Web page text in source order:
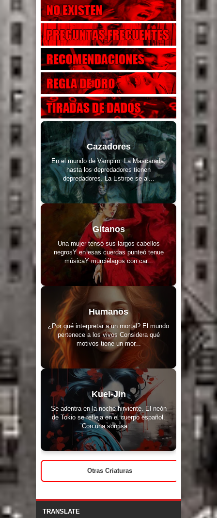
Cazadores
En el mundo de Vampiro: La Mascarada,
hasta los depredadores tienen
depredadores. La Estirpe se al...
Gitanos
Una mujer tensó sus largos cabellos
negrosY en esas cuerdas punteó tenue
músicaY murciélagos con car...
Humanos
¿Por qué interpretar a un mortal? El mundo
pertenece a los vivos Considera qué
motivos tiene un mor...
Kuei-Jin
Se adentra en la noche hirviente. El neón
de Tokio se refleja en el cuerpo español.
Con una sonrisa ...
Otras Criaturas
TRANSLATE